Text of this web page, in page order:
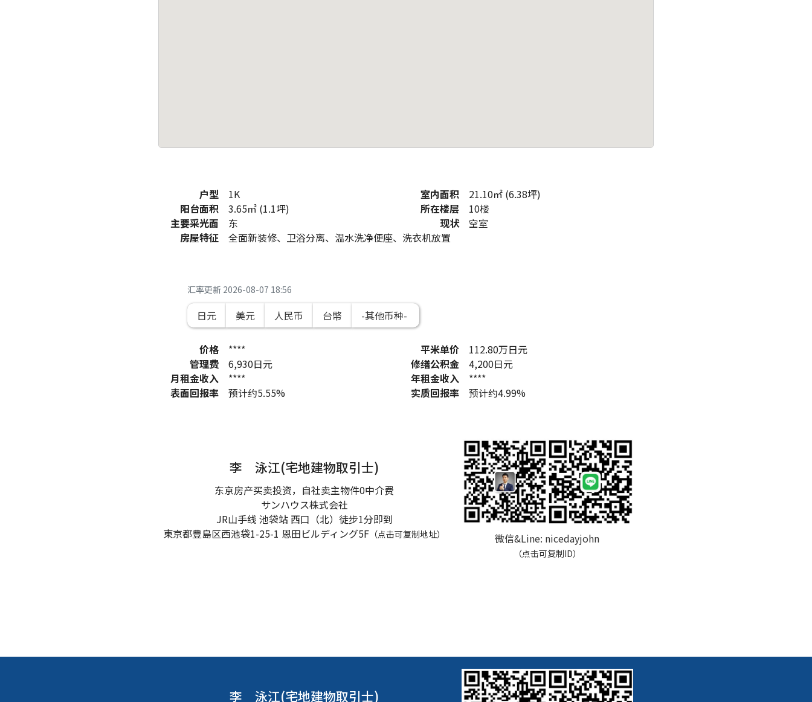
户型 1K 室内面积
21.10㎡ (6.38坪)
阳台面积
3.65㎡ (1.1坪) 所在楼层
10楼
主要采光面
东 现状
空室
房屋特征
全面新装修、卫浴分离、温水洗净便座、洗衣机放置
汇率更新 2026-08-07 18:56
日元 美元 人民币 台幣
价格 **** 平米单价 112.80万日元
管理费
6,930日元 修缮公积金 4,200日元
月租金收入
**** 年租金收入
****
表面回报率
预计约5.55% 实质回报率 预计约4.99%
李 泳江(宅地建物取引士)
东京房产买卖投资，自社卖主物件0中介费
サンハウス株式会社
JR山手线 池袋站 西口（北）徒步1分即到
東京都豊島区西池袋1-25-1 恩田ビルディング5F （点击可复制地址） 微信&Line: nicedayjohn
（点击可复制ID）
李 泳江(宅地建物取引士)